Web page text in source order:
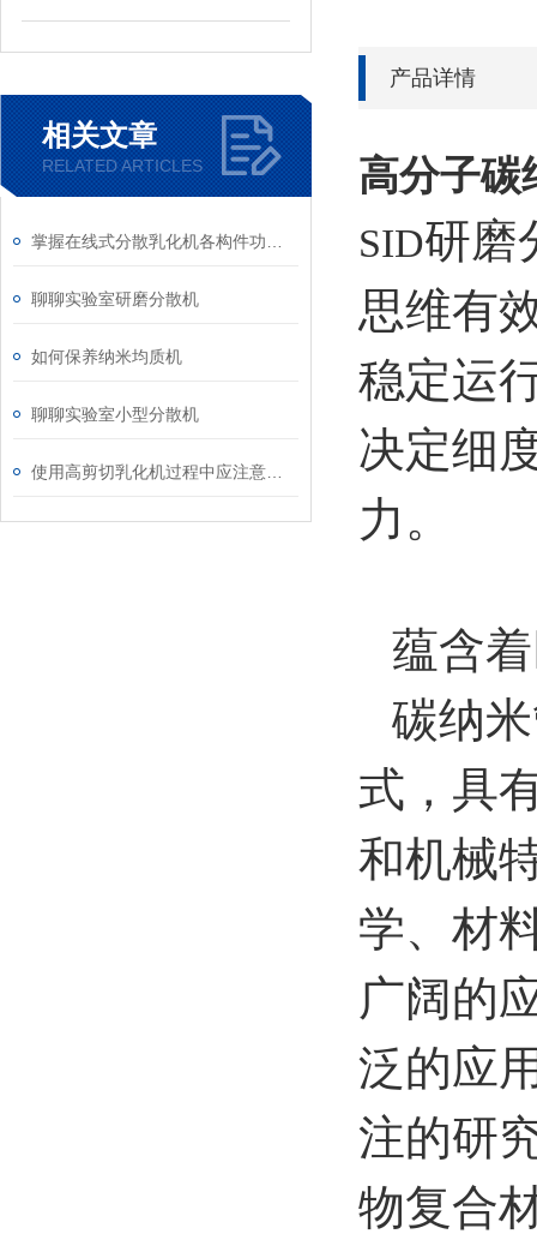
相关文章
RELATED ARTICLES
聊聊实验室研磨分散机
如何保养纳米均质机
聊聊实验室小型分散机
产品详情
高分子碳
SID研磨
思维有
稳定运
决定细
力。
蕴含
碳纳
式，具
和机械
学、材
广阔的
泛的应
注的研
物复合